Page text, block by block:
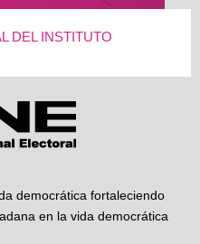
DEL INSTITUTO
democrática fortaleciendo
en la vida democrática